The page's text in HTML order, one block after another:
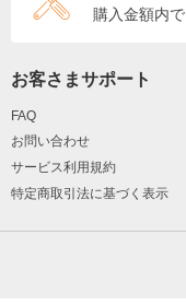
購入金額内で
お客さまサポート
FAQ
お問い合わせ
サービス利用規約
特定商取引法に基づく表示